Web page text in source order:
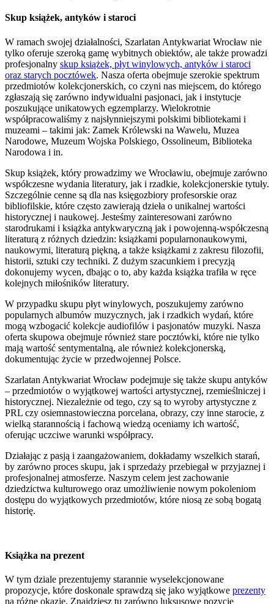
Skup książek, antyków i staroci
W ramach swojej działalności, Szarlatan Antykwariat Wrocław nie
tylko oferuje szeroką gamę wybitnych obiektów, ale także prowadzi
profesjonalny skup książek, płyt winylowych, antyków i staroci
oraz starych pocztówek. Nasza oferta obejmuje szerokie spektrum
przedmiotów kolekcjonerskich, co czyni nas miejscem, do którego
zgłaszają się zarówno indywidualni pasjonaci, jak i instytucje
poszukujące unikatowych egzemplarzy. Wielokrotnie
współpracowaliśmy z najsłynniejszymi polskimi bibliotekami i
muzeami – takimi jak: Zamek Królewski na Wawelu, Muzea
Narodowe, Muzeum Wojska Polskiego, Ossolineum, Biblioteka
Narodowa i in.
Skup książek, który prowadzimy we Wrocławiu, obejmuje zarówno
współczesne wydania literatury, jak i rzadkie, kolekcjonerskie tytuły.
Szczególnie cenne są dla nas księgozbiory profesorskie oraz
bibliofilskie, które często zawierają dzieła o unikalnej wartości
historycznej i naukowej. Jesteśmy zainteresowani zarówno
starodrukami i książka antykwaryczną jak i powojenną-współczesną
literaturą z różnych dziedzin: książkami popularnonaukowymi,
naukowymi, literaturą piękną, a także książkami z zakresu filozofii,
historii, sztuki czy techniki. Z dużym szacunkiem i precyzją
dokonujemy wycen, dbając o to, aby każda książka trafiła w ręce
kolejnych miłośników literatury.
W przypadku skupu płyt winylowych, poszukujemy zarówno
popularnych albumów muzycznych, jak i rzadkich wydań, które
mogą wzbogacić kolekcje audiofilów i pasjonatów muzyki. Nasza
oferta skupowa obejmuje również stare pocztówki, które nie tylko
mają wartość sentymentalną, ale również kolekcjonerską,
dokumentując życie w przedwojennej Polsce.
Szarlatan Antykwariat Wrocław podejmuje się także skupu antyków
– przedmiotów o wyjątkowej wartości artystycznej, rzemieślniczej i
historycznej. Niezależnie od tego, czy są to wyroby artystyczne z
PRL czy osiemnastowieczna porcelana, obrazy, czy inne starocie, z
wielką starannością i fachową wiedzą oceniamy ich wartość,
oferując uczciwe warunki współpracy.
Działając z pasją i zaangażowaniem, dokładamy wszelkich starań,
by zarówno proces skupu, jak i sprzedaży przebiegał w przyjaznej i
profesjonalnej atmosferze. Naszym celem jest zachowanie
dziedzictwa kulturowego oraz umożliwienie nowym pokoleniom
dostępu do wyjątkowych przedmiotów, które niosą ze sobą bogatą
historię.
Książka na prezent
W tym dziale prezentujemy starannie wyselekcjonowane
propozycje, które doskonale sprawdzą się jako wyjątkowe prezenty
na różne okazje. Znajdziesz tu zarówno luksusowe pozycje